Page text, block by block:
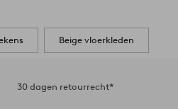
Beige vloerkleden
30 dagen retourrecht*